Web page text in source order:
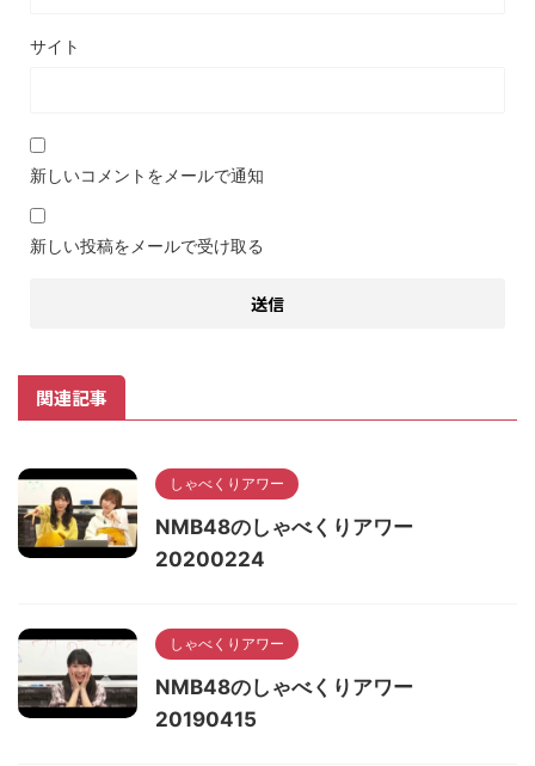
サイト
新しいコメントをメールで通知
新しい投稿をメールで受け取る
関連記事
しゃべくりアワー
NMB48のしゃべくりアワー
20200224
しゃべくりアワー
NMB48のしゃべくりアワー
20190415